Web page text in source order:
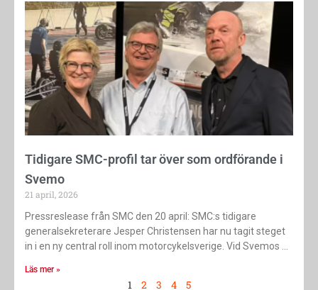
Tidigare SMC-profil tar över som ordförande i
Svemo
21 april, 2026
Pressreslease från SMC den 20 april: SMC:s tidigare
generalsekreterare Jesper Christensen har nu tagit steget
in i en ny central roll inom motorcykelsverige. Vid Svemos
Läs mer »
1 2 3 4 5